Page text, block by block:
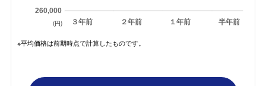
３年前 ２年前 １年前 半年前
260,000
(円)
※平均価格は前期時点で計算したものです。